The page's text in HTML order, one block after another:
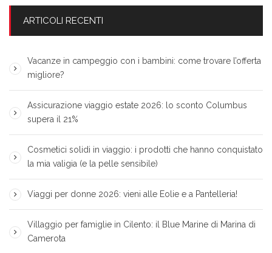
ARTICOLI RECENTI
Vacanze in campeggio con i bambini: come trovare l’offerta
migliore?
Assicurazione viaggio estate 2026: lo sconto Columbus
supera il 21%
Cosmetici solidi in viaggio: i prodotti che hanno conquistato
la mia valigia (e la pelle sensibile)
Viaggi per donne 2026: vieni alle Eolie e a Pantelleria!
Villaggio per famiglie in Cilento: il Blue Marine di Marina di
Camerota